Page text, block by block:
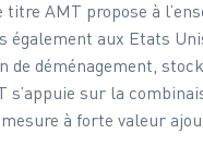
titre AMT propose à
également aux Etats
de déménagement,
s’appuie sur la
à forte valeur